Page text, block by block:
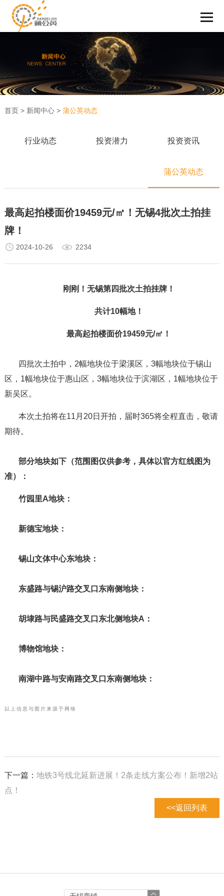
首页> 新闻中心> 蒲公英动态
投资资讯
投资潜力
行业动态
蒲公英动态
最高起拍楼面价19459元/㎡！无锡4批次土拍挂
牌！
2024-10-26 2234
刚刚！无锡第四批次土拍挂牌！
共计10幅地！
最高起拍楼面价19459元/㎡！
四批次土拍中，2幅地块位于梁溪区，3幅地块位于锡山
区，1幅地块位于惠山区，3幅地块位于滨湖区，1幅地块位于
新吴区。
本次土拍将在11月20日开拍，届时365将全程直击，敬请
期待。
部分地块如下（范围图仅供参考，具体以官方红线图为
准）
：
竹园里A地块：
新德宝地块：
锡山文体中心东地块：
东盛路与锡沪路交叉口东南侧地块：
胡埭路与民盛路交叉口东北侧地块A：
博物馆地块：
南湖中路与安南路交叉口东南侧地块：
以上信息与图片来源于网络
下一篇： 地铁3号线北延新进展！2条走线方案公布！新增2站
点！
<<返回列表